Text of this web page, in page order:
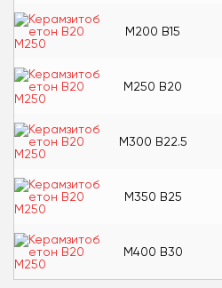
М200 В15
М250 В20
М300 В22.5
М350 В25
М400 В30